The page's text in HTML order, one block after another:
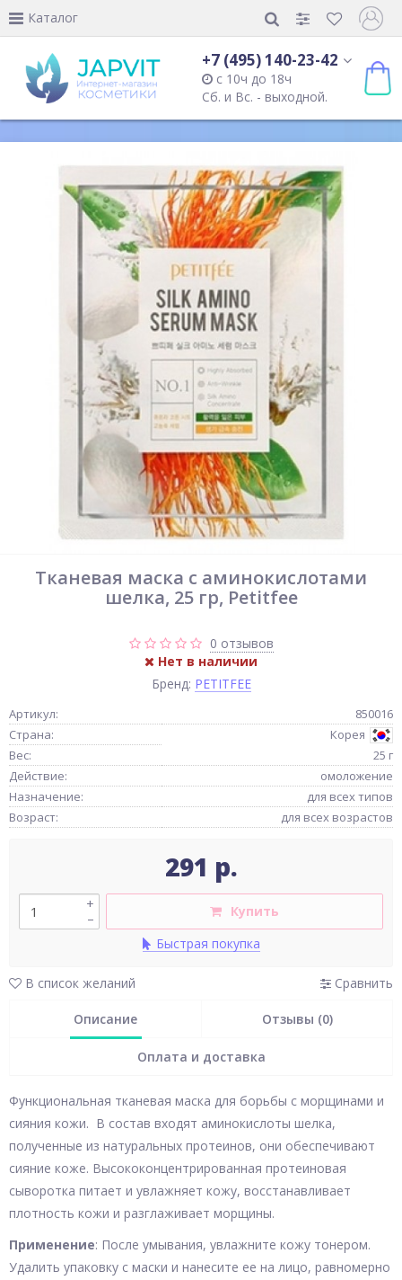
Каталог
+7 (495) 140-23-42
с 10ч до 18ч
Сб. и Вс. - выходной.
Тканевая маска с аминокислотами
шелка, 25 гр, Petitfee
0 отзывов
Нет в наличии
Бренд: PETITFEE
Артикул:
850016
Страна:
Корея
Вес:
25 г
Действие:
омоложение
Назначение:
для всех типов
Возраст:
для всех возрастов
291 р.
–
+
Купить
Быстрая покупка
В список желаний Сравнить
Описание Отзывы (0)
Оплата и доставка
Функциональная тканевая маска для борьбы с морщинами и
сияния кожи. В состав входят аминокислоты шелка,
полученные из натуральных протеинов, они обеспечивают
сияние коже. Высококонцентрированная протеиновая
сыворотка питает и увлажняет кожу, восстанавливает
плотность кожи и разглаживает морщины.
Применение: После умывания, увлажните кожу тонером.
Удалить упаковку с маски и нанесите ее на лицо, равномерно